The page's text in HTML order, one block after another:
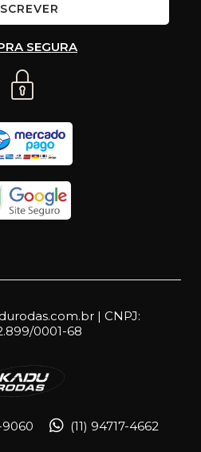
SEGURA
| CNPJ:
0001-68
9060 (11) 94717-4662